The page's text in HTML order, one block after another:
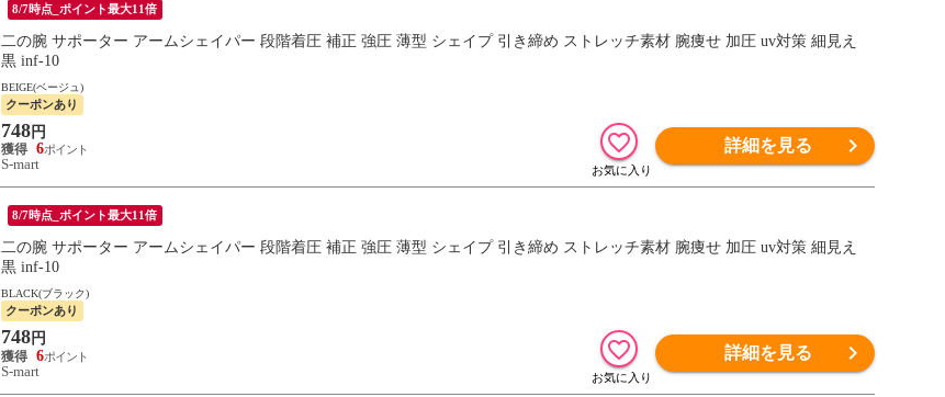
8/7時点_ポイント最大11倍
二の腕 サポーター アームシェイパー 段階着圧 補正 強圧 薄型 シェイプ 引き締め ストレッチ素材 腕痩せ 加圧 uv対策 細見え
黒 inf-10
BEIGE(ベージュ)
クーポンあり
748 円
6
S-mart
詳細を見る
8/7時点_ポイント最大11倍
二の腕 サポーター アームシェイパー 段階着圧 補正 強圧 薄型 シェイプ 引き締め ストレッチ素材 腕痩せ 加圧 uv対策 細見え
黒 inf-10
BLACK(ブラック)
クーポンあり
748 円
6
S-mart
詳細を見る